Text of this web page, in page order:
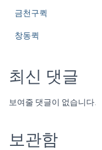
금천구퀵
창동퀵
최신 댓글
보여줄 댓글이 없습니다.
보관함